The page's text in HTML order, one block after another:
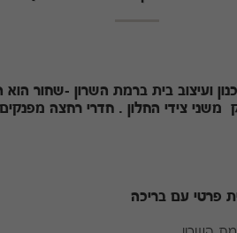
משני צידי החלון . חדרי רחצה
פרטי עם בריכה